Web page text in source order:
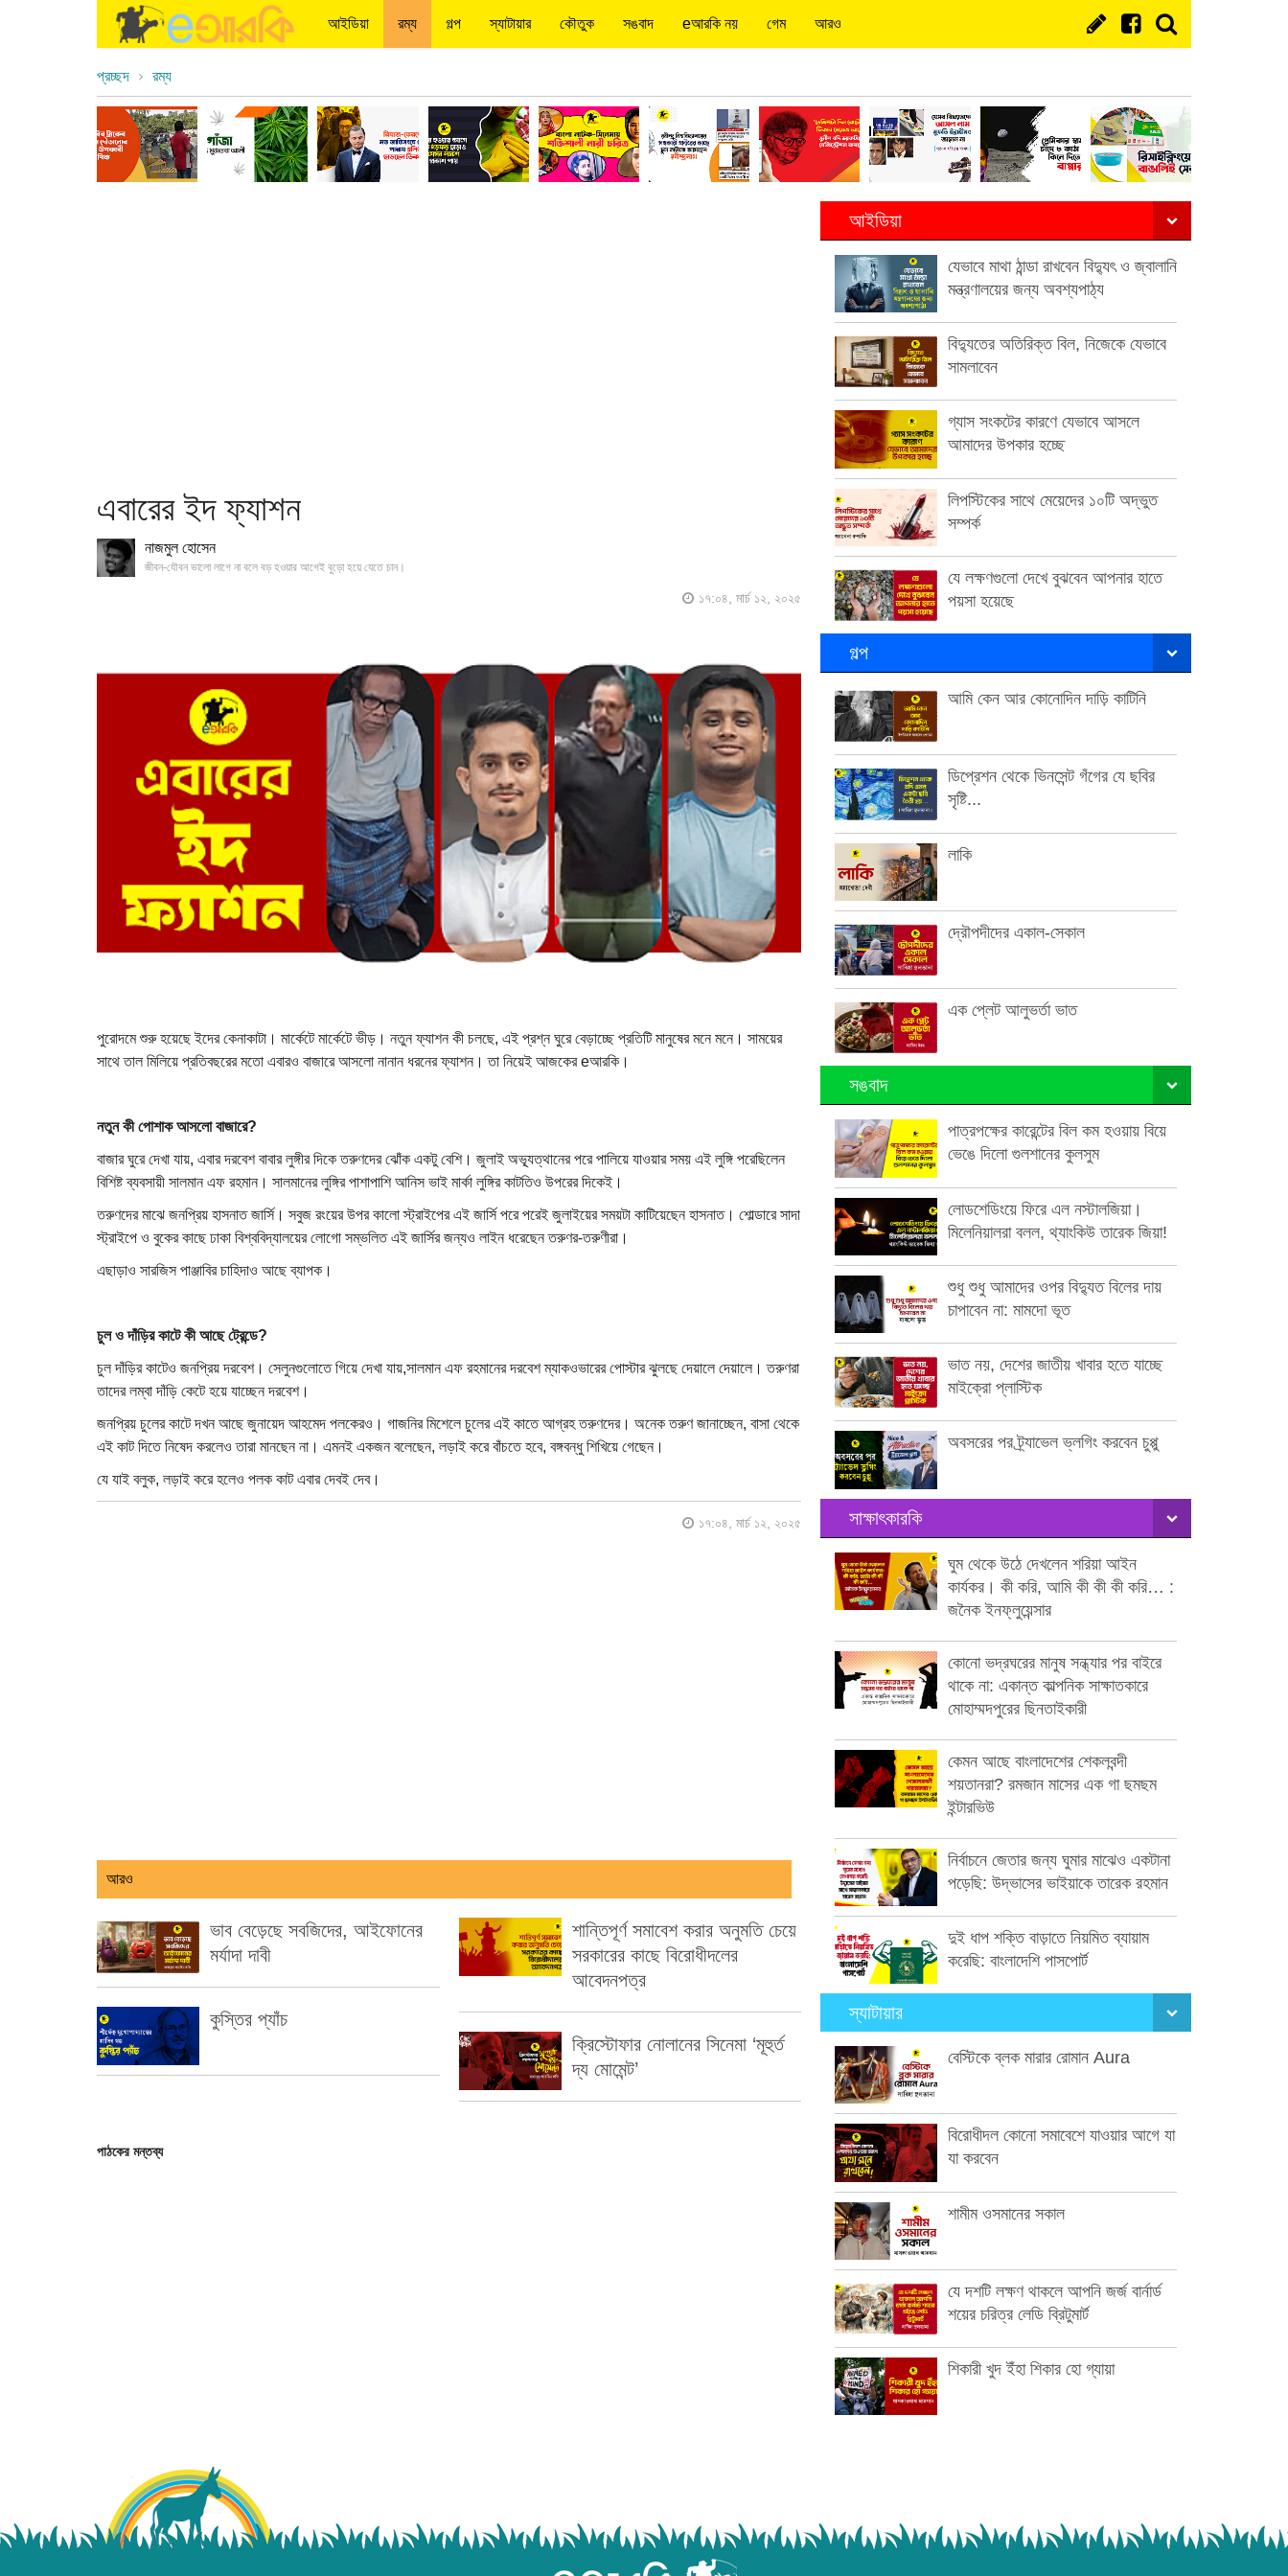
আইডিয়া রম্য গল্প স্যাটায়ার কৌতুক সঙবাদ eআরকি নয় গেম আরও
প্রচ্ছদ রম্য
এবারের ইদ ফ্যাশন
নাজমুল হোসেন
জীবন-যৌবন ভালো লাগে না বলে বড় হওয়ার আগেই বুড়ো হয়ে যেতে চান।
১৭:০৪, মার্চ ১২, ২০২৫
পুরোদমে শুরু হয়েছে ইদের কেনাকাটা। মার্কেটে মার্কেটে ভীড়। নতুন ফ্যাশন কী চলছে, এই প্রশ্ন ঘুরে বেড়াচ্ছে প্রতিটি মানুষের মনে মনে। সাময়ের
সাথে তাল মিলিয়ে প্রতিবছরের মতো এবারও বাজারে আসলো নানান ধরনের ফ্যাশন। তা নিয়েই আজকের eআরকি।
নতুন কী পোশাক আসলো বাজারে?
বাজার ঘুরে দেখা যায়, এবার দরবেশ বাবার লুঙ্গীর দিকে তরুণদের ঝোঁক একটু বেশি। জুলাই অভ্যূত্থানের পরে পালিয়ে যাওয়ার সময় এই লুঙ্গি পরেছিলেন
বিশিষ্ট ব্যবসায়ী সালমান এফ রহমান। সালমানের লুঙ্গির পাশাপাশি আনিস ভাই মার্কা লুঙ্গির কাটতিও উপরের দিকেই।
তরুণদের মাঝে জনপ্রিয় হাসনাত জার্সি। সবুজ রংয়ের উপর কালো স্ট্রাইপের এই জার্সি পরে পরেই জুলাইয়ের সময়টা কাটিয়েছেন হাসনাত। শোল্ডারে সাদা
স্ট্রাইপে ও বুকের কাছে ঢাকা বিশ্ববিদ্যালয়ের লোগো সম্ভলিত এই জার্সির জন্যও লাইন ধরেছেন তরুণর-তরুণীরা।
এছাড়াও সারজিস পাঞ্জাবির চাহিদাও আছে ব্যাপক।
চুল ও দাঁড়ির কাটে কী আছে ট্রেন্ডে?
চুল দাঁড়ির কাটেও জনপ্রিয় দরবেশ। সেলুনগুলোতে গিয়ে দেখা যায়,সালমান এফ রহমানের দরবেশ ম্যাকওভারের পোস্টার ঝুলছে দেয়ালে দেয়ালে। তরুণরা
তাদের লম্বা দাঁড়ি কেটে হয়ে যাচ্ছেন দরবেশ।
জনপ্রিয় চুলের কাটে দখন আছে জুনায়েদ আহমেদ পলকেরও। গাজনির মিশেলে চুলের এই কাতে আগ্রহ তরুণদের। অনেক তরুণ জানাচ্ছেন, বাসা থেকে
এই কাট দিতে নিষেদ করলেও তারা মানছেন না। এমনই একজন বলেছেন, লড়াই করে বাঁচতে হবে, বঙ্গবন্ধু শিখিয়ে গেছেন।
যে যাই বলুক, লড়াই করে হলেও পলক কাট এবার দেবই দেব।
১৭:০৪, মার্চ ১২, ২০২৫
আরও
ভাব বেড়েছে সবজিদের, আইফোনের
মর্যাদা দাবী
কুস্তির প্যাঁচ
শান্তিপূর্ণ সমাবেশ করার অনুমতি চেয়ে
সরকারের কাছে বিরোধীদলের
আবেদনপত্র
ক্রিস্টোফার নোলানের সিনেমা ‘মূহুর্ত
দ্য মোমেন্ট’
পাঠকের মন্তব্য
আইডিয়া
যেভাবে মাথা ঠান্ডা রাখবেন বিদ্যুৎ ও জ্বালানি
মন্ত্রণালয়ের জন্য অবশ্যপাঠ্য
বিদ্যুতের অতিরিক্ত বিল, নিজেকে যেভাবে
সামলাবেন
গ্যাস সংকটের কারণে যেভাবে আসলে
আমাদের উপকার হচ্ছে
লিপস্টিকের সাথে মেয়েদের ১০টি অদ্ভুত
সম্পর্ক
যে লক্ষণগুলো দেখে বুঝবেন আপনার হাতে
পয়সা হয়েছে
গল্প
আমি কেন আর কোনোদিন দাড়ি কাটিনি
ডিপ্রেশন থেকে ভিনসেন্ট গঁগের যে ছবির
সৃষ্টি...
লাকি
দ্রৌপদীদের একাল-সেকাল
এক প্লেট আলুভর্তা ভাত
সঙবাদ
পাত্রপক্ষের কারেন্টের বিল কম হওয়ায় বিয়ে
ভেঙে দিলো গুলশানের কুলসুম
লোডশেডিংয়ে ফিরে এল নস্টালজিয়া।
মিলেনিয়ালরা বলল, থ্যাংকিউ তারেক জিয়া!
শুধু শুধু আমাদের ওপর বিদ্যুত বিলের দায়
চাপাবেন না: মামদো ভূত
ভাত নয়, দেশের জাতীয় খাবার হতে যাচ্ছে
মাইক্রো প্লাস্টিক
অবসরের পর ট্র্যাভেল ভ্লগিং করবেন চুপ্পু
সাক্ষাৎকারকি
ঘুম থেকে উঠে দেখলেন শরিয়া আইন
কার্যকর। কী করি, আমি কী কী কী করি… :
জনৈক ইনফ্লুয়েন্সার
কোনো ভদ্রঘরের মানুষ সন্ধ্যার পর বাইরে
থাকে না: একান্ত কাল্পনিক সাক্ষাতকারে
মোহাম্মদপুরের ছিনতাইকারী
কেমন আছে বাংলাদেশের শেকলবন্দী
শয়তানরা? রমজান মাসের এক গা ছমছম
ইন্টারভিউ
নির্বাচনে জেতার জন্য ঘুমার মাঝেও একটানা
পড়েছি: উদ্ভাসের ভাইয়াকে তারেক রহমান
দুই ধাপ শক্তি বাড়াতে নিয়মিত ব্যায়াম
করেছি: বাংলাদেশি পাসপোর্ট
স্যাটায়ার
বেস্টিকে ব্লক মারার রোমান Aura
বিরোধীদল কোনো সমাবেশে যাওয়ার আগে যা
যা করবেন
শামীম ওসমানের সকাল
যে দশটি লক্ষণ থাকলে আপনি জর্জ বার্নার্ড
শয়ের চরিত্র লেডি ব্রিটুমার্ট
শিকারী খুদ ইঁহা শিকার হো গ্যায়া